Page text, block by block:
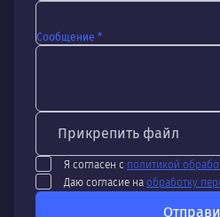
Сообщение *
Прикрепить файл
Я согласен с политикой
Даю согласие на обработку